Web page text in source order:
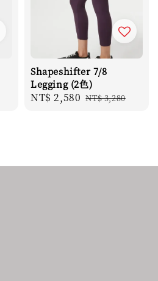
Shapeshifter 7/8
Legging (2色)
Sale
NT$ 2,580 Regular
NT$ 3,280